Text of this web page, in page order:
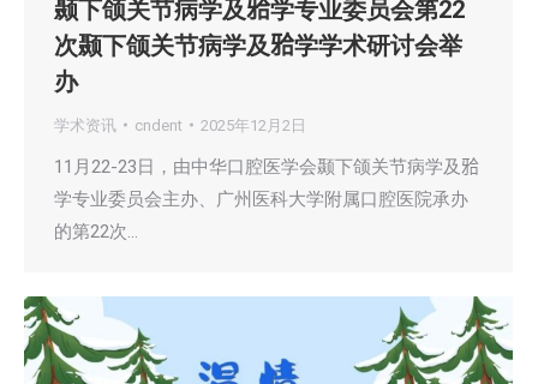
颞下颌关节病学及𬌗学专业委员会第22
次颞下颌关节病学及𬌗学学术研讨会举
办
学术资讯 cndent 2025年12月2日
11月22-23日，由中华口腔医学会颞下颌关节病学及𬌗
学专业委员会主办、广州医科大学附属口腔医院承办
的第22次…